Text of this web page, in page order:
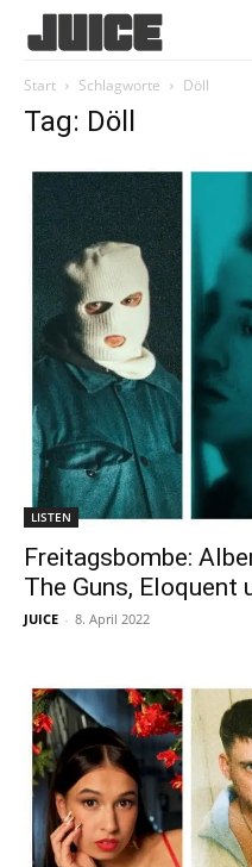
Start Schlagworte Döll
Tag: Döll
LISTEN
Freitagsbombe:
The Guns, Eloquent
JUICE - 8. April 2022